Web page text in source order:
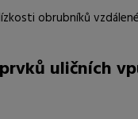
obrubníků
uličních